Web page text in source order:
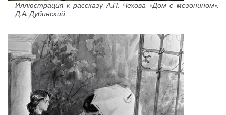
Иллюстрация к рассказу А.П. Чехова «Дом с мезонином».
Д.А. Дубинский